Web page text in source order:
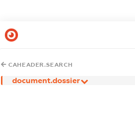
CAHEADER.SEARCH
document.dossier